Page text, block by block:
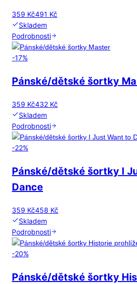
359 Kč491 Kč
Skladem
Podrobnosti
-17%
Pánské/dětské šortky
359 Kč432 Kč
Skladem
Podrobnosti
-22%
Pánské/dětské šortky I
Dance
359 Kč458 Kč
Skladem
Podrobnosti
-20%
Pánské/dětské šortky